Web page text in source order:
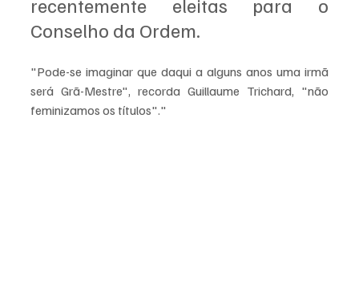
recentemente eleitas para o
Conselho da Ordem.
"Pode-se imaginar que daqui a alguns anos uma irmã
será Grã-Mestre", recorda Guillaume Trichard, "não
feminizamos os títulos"."